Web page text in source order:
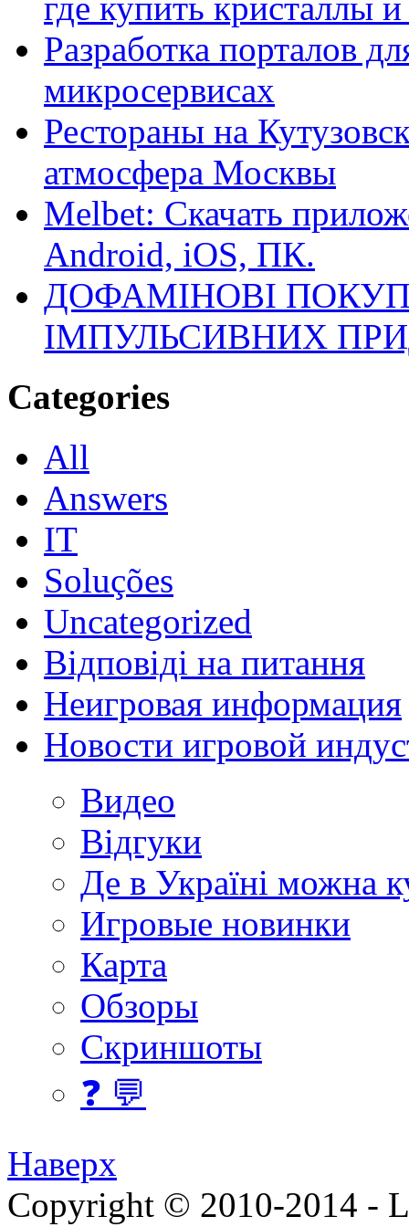
Разработка порталов
микросервисах
Рестораны на
атмосфера Москвы
Melbet: Скачать
Android, iOS, ПК.
ДОФАМІНОВІ
ІМПУЛЬСИВНИХ
Categories
All
Answers
IT
Soluções
Uncategorized
Відповіді на питання
Неигровая информация
Новости игровой
Видео
Відгуки
Де в Україні можна
Игровые новинки
Карта
Обзоры
Скриншоты
❓ 💬
Наверх
Copyright © 2010-2014 -